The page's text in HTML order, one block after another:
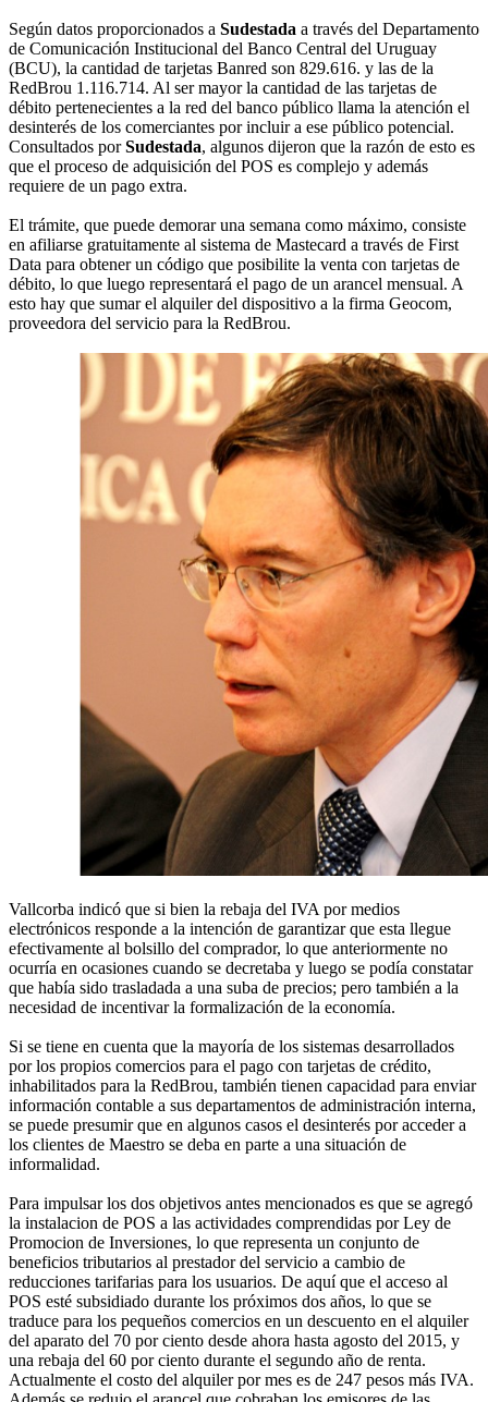
Según datos proporcionados a Sudestada a través del Departamento
de Comunicación Institucional del Banco Central del Uruguay
(BCU), la cantidad de tarjetas Banred son 829.616. y las de la
RedBrou 1.116.714. Al ser mayor la cantidad de las tarjetas de
débito pertenecientes a la red del banco público llama la atención el
desinterés de los comerciantes por incluir a ese público potencial.
Consultados porSudestada, algunos dijeron que la razón de esto es
que el proceso de adquisición del POS es complejo y además
requiere de un pago extra.
El trámite, que puede demorar una semana como máximo, consiste
en afiliarse gratuitamente al sistema de Mastecard a través de First
Data para obtener un código que posibilite la venta con tarjetas de
débito, lo que luego representará el pago de un arancel mensual. A
esto hay que sumar el alquiler del dispositivo a la firma Geocom,
proveedora del servicio para la RedBrou.
Vallcorba indicó que si bien la rebaja del IVA por medios
electrónicos responde a la intención de garantizar que esta llegue
efectivamente al bolsillo del comprador, lo que anteriormente no
ocurría en ocasiones cuando se decretaba y luego se podía constatar
que había sido trasladada a una suba de precios; pero también a la
necesidad de incentivar la formalización de la economía.
Si se tiene en cuenta que la mayoría de los sistemas desarrollados
por los propios comercios para el pago con tarjetas de crédito,
inhabilitados para la RedBrou, también tienen capacidad para enviar
información contable a sus departamentos de administración interna,
se puede presumir que en algunos casos el desinterés por acceder a
los clientes de Maestro se deba en parte a una situación de
informalidad.
Para impulsar los dos objetivos antes mencionados es que se agregó
la instalacion de POS a las actividades comprendidas por Ley de
Promocion de Inversiones, lo que representa un conjunto de
beneficios tributarios al prestador del servicio a cambio de
reducciones tarifarias para los usuarios. De aquí que el acceso al
POS esté subsidiado durante los próximos dos años, lo que se
traduce para los pequeños comercios en un descuento en el alquiler
del aparato del 70 por ciento desde ahora hasta agosto del 2015, y
una rebaja del 60 por ciento durante el segundo año de renta.
Actualmente el costo del alquiler por mes es de 247 pesos más IVA.